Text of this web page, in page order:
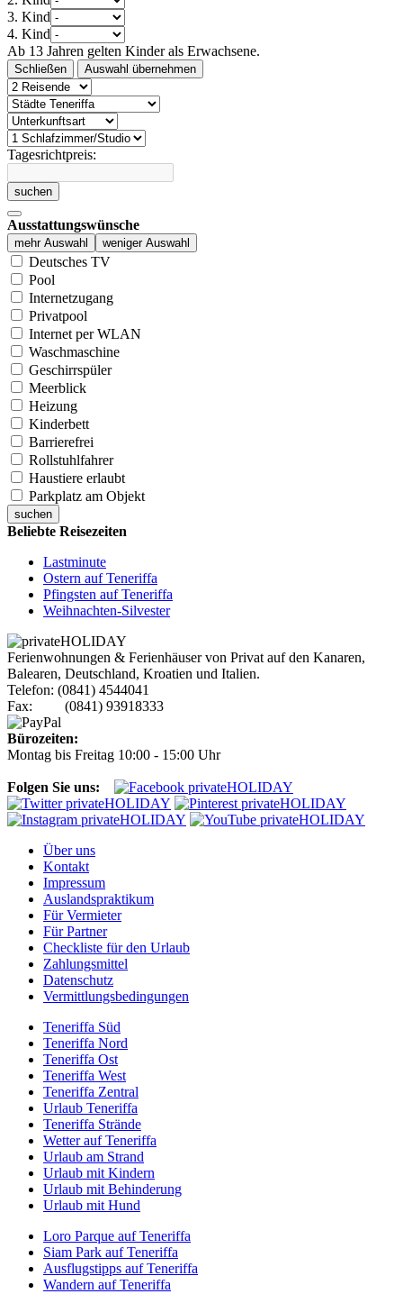
3. Kind
4. Kind
Ab 13 Jahren gelten Kinder als Erwachsene.
Schließen Auswahl übernehmen
Tagesrichtpreis:
suchen
Ausstattungswünsche
mehr Auswahl weniger Auswahl
Deutsches TV
Pool
Internetzugang
Privatpool
Internet per WLAN
Waschmaschine
Geschirrspüler
Meerblick
Heizung
Kinderbett
Barrierefrei
Rollstuhlfahrer
Haustiere erlaubt
Parkplatz am Objekt
suchen
Beliebte Reisezeiten
Lastminute
Ostern auf Teneriffa
Pfingsten auf Teneriffa
Weihnachten-Silvester
Ferienwohnungen & Ferienhäuser von Privat auf den Kanaren,
Balearen, Deutschland, Kroatien und Italien.
Telefon: (0841) 4544041
Fax: (0841) 93918333
Bürozeiten:
Montag bis Freitag 10:00 - 15:00 Uhr
Folgen Sie uns:
Über uns
Kontakt
Impressum
Auslandspraktikum
Für Vermieter
Für Partner
Checkliste für den Urlaub
Zahlungsmittel
Datenschutz
Vermittlungsbedingungen
Teneriffa Süd
Teneriffa Nord
Teneriffa Ost
Teneriffa West
Teneriffa Zentral
Urlaub Teneriffa
Teneriffa Strände
Wetter auf Teneriffa
Urlaub am Strand
Urlaub mit Kindern
Urlaub mit Behinderung
Urlaub mit Hund
Loro Parque auf Teneriffa
Siam Park auf Teneriffa
Ausflugstipps auf Teneriffa
Wandern auf Teneriffa